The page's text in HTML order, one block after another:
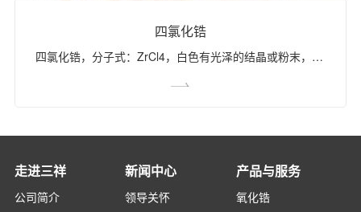
四氯化锆
四氯化锆，分子式：ZrCl4，白色有光泽的结晶或粉末，易潮解，未经过提纯的粗四氯化锆为淡黄色。是工业上生产金属锆及氧氯化锆的原料，也用作分析试剂，有机合成催化剂、防水剂、鞣化剂，药厂作为催化剂使用。 产品等级含量（质量分数）%粒度（mm）ZrCl4+HfCl4FeCl3AlCl3SiCl4TiCl4一级粗四氯化锆≥93≤0.3≤0.25≤0.1≤0.10~40二级粗四氯化锆≥90≤1.5≤1.5≤0.2≤0.10~40
走进三祥
公司简介
新闻中心
领导关怀
产品与服务
氧化锆